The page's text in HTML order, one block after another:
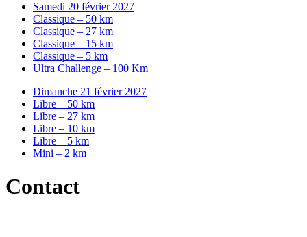
Samedi 20 février 2027
Classique – 50 km
Classique – 27 km
Classique – 15 km
Classique – 5 km
Ultra Challenge – 100 Km
Dimanche 21 février 2027
Libre – 50 km
Libre – 27 km
Libre – 10 km
Libre – 5 km
Mini – 2 km
Contact